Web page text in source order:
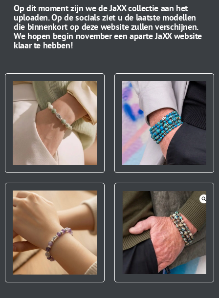
Op dit moment zijn we de JaXX collectie aan het
uploaden. Op de socials ziet u de laatste modellen
die binnenkort op deze website zullen verschijnen.
We hopen begin november een aparte JaXX website
klaar te hebben!